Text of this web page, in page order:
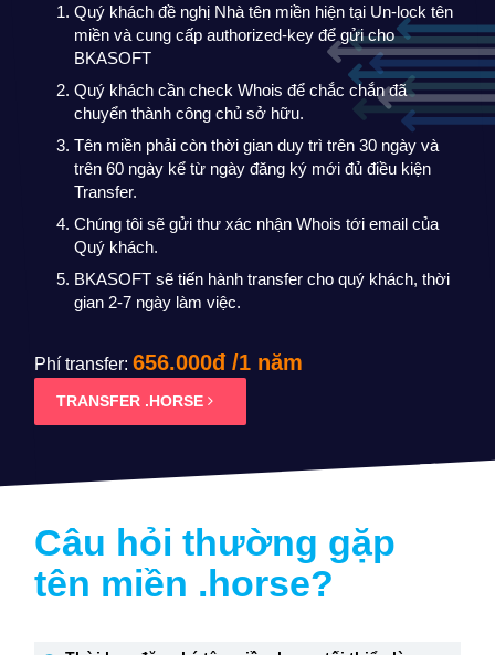
Quý khách đề nghị Nhà tên miền hiện tại Un-lock tên
miền và cung cấp authorized-key để gửi cho
BKASOFT
Quý khách cần check Whois để chắc chắn đã
chuyển thành công chủ sở hữu.
Tên miền phải còn thời gian duy trì trên 30 ngày và
trên 60 ngày kể từ ngày đăng ký mới đủ điều kiện
Transfer.
Chúng tôi sẽ gửi thư xác nhận Whois tới email của
Quý khách.
BKASOFT sẽ tiến hành transfer cho quý khách, thời
gian 2-7 ngày làm việc.
Phí transfer: 656.000đ /1 năm
TRANSFER .HORSE
Câu hỏi thường gặp
tên miền .horse?